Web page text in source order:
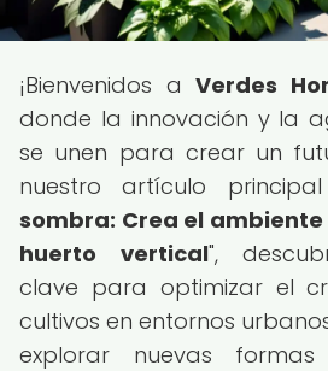
¡Bienvenidos aVerdes
donde la innovación y la
se unen para crear un
nuestro artículo
sombra: Crea el
huerto vertical",
clave para optimizar el
cultivos en entornos
explorar nuevas